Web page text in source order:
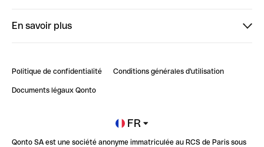
ClubQonto
Impact de l'IA sur les carrières/productivité
En savoir plus
Blog
Newsroom
Glossaire finance
Politique de confidentialité Conditions générales d'utilisation
Documents légaux Qonto
FR
Qonto SA est une société anonyme immatriculée au RCS de Paris sous